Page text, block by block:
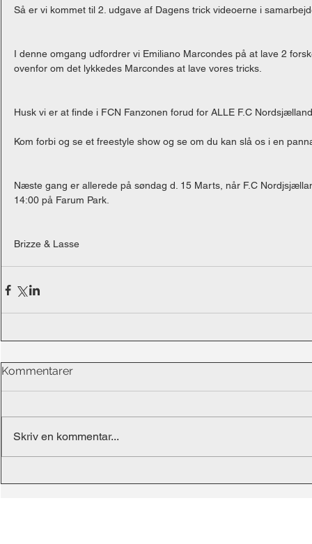
Så er vi kommet til 2. udgave af Dagens trick videoerne i
I denne omgang udfordrer vi Emiliano Marcondes på at lave 2
ovenfor om det lykkedes Marcondes at lave vores tricks.
Husk vi er at finde i FCN Fanzonen forud for ALLE F.C
Kom forbi og se et freestyle show og se om du kan slå os i en
Næste gang er allerede på søndag d. 15 Marts, når F.C
14:00 på Farum Park.
Brizze & Lasse
Kommentarer
Skriv en kommentar...